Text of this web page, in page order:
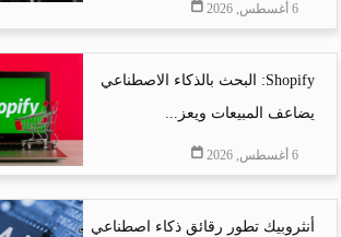
6 أغسطس, 2026
Shopify: البحث بالذكاء الاصطناعي
يضاعف المبيعات ويعز...
6 أغسطس, 2026
أنثروبيك تطور رقائق ذكاء اصطناعي